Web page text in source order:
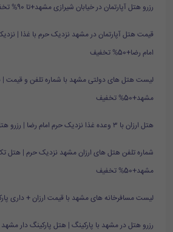
رزرو هتل آپارتمان در خیابان شیرازی مشهد+تا 90% تخفیف
قیمت هتل آپارتمان در مشهد نزدیک حرم با غذا |
امام رضا+50% تخفیف
لیست هتل های دولتی مشهد با شماره تلفن و قیمت
مشهد+50% تخفیف
هتل ارزان با ۳ وعده غذا نزدیک حرم امام رضا | رزرو هتل ارزان مشهد+50%
شماره تلفن هتل های ارزان مشهد نزدیک حرم | هتل
مشهد+50% تخفیف
لیست مسافرخانه های مشهد با قیمت ارزان + داری پارکینگ +
رزرو هتل در مشهد با پارکینگ | هتل پارکینگ دار مشهد نزدیک